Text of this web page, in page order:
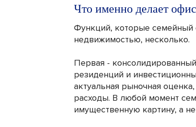
Что именно делает
Функций, которые семейный
недвижимостью, несколько.
Первая -
резиденций и
актуальная рыночная
расходы. В любой момент
имущественную картину, а